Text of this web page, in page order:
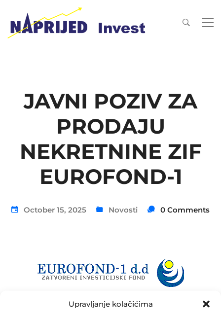
Upravljanje kolačićima
JAVNI POZIV ZA
PRODAJU
NEKRETNINE ZIF
EUROFOND-1
October 15, 2025 Novosti 0 Comments